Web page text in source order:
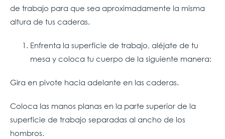
de trabajo para que sea aproximadamente la misma
altura de tus caderas.
Enfrenta la superficie de trabajo, aléjate de tu
mesa y coloca tu cuerpo de la siguiente manera:
Gira en pivote hacia adelante en las caderas.
Coloca las manos planas en la parte superior de la
superficie de trabajo separadas al ancho de los
hombros.